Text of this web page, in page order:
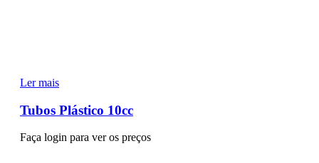
Ler mais
Tubos Plástico 10cc
Faça login para ver os preços